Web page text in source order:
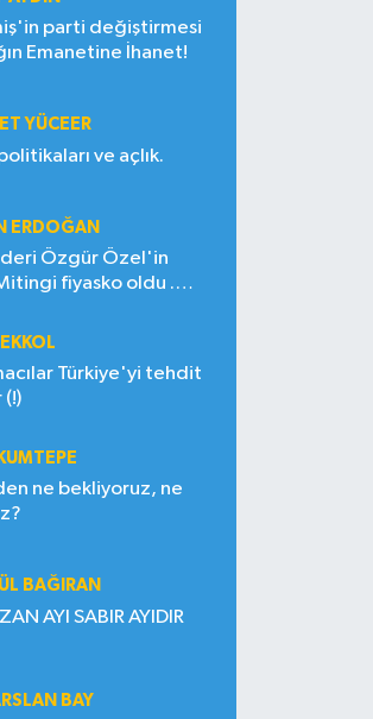
parti değiştirmesi
Emanetine İhanet!
YÜCEER
ve açlık.
ERDOĞAN
Özgür Özel'in
Mitingi fiyasko oldu .
Türkiye'yi tehdit
ne bekliyoruz, ne
BAĞIRAN
AYI SABIR AYIDIR
BAY